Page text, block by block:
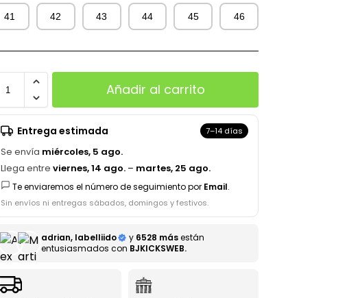
41 42 43 44 45 46
Añadir al carrito
Entrega estimada 7–14 días
Se envía miércoles, 5 ago.
Llega entre viernes, 14 ago. – martes, 25 ago.
Te enviaremos el número de seguimiento por Email.
Sin envíos ni entregas sábados, domingos y festivos.
adrian, labelliido y 6528 másestán
entusiasmados con BJKICKSWEB.